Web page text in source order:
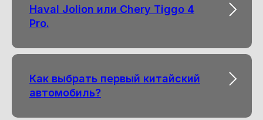
Haval Jolion или Chery Tiggo 4
Pro.
Как выбрать первый китайский
автомобиль?